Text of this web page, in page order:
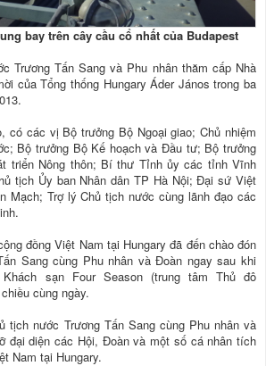
bay trên cây cầu cổ nhất của Budapest
Trương Tấn Sang và Phu nhân thăm cấp Nhà
của Tổng thống Hungary Áder János trong ba
có các vị Bộ trưởng Bộ Ngoại giao; Chủ nhiệm
Bộ trưởng Bộ Kế hoạch và Đầu tư; Bộ trưởng
triển Nông thôn; Bí thư Tỉnh ủy các tỉnh Vĩnh
tịch Ủy ban Nhân dân TP Hà Nội; Đại sứ Việt
Mạch; Trợ lý Chủ tịch nước cùng lãnh đạo các
đồng Việt Nam tại Hungary đã đến chào đón
Sang cùng Phu nhân và Đoàn ngay sau khi
sạn Four Season (trung tâm Thủ đô
cùng ngày.
tịch nước Trương Tấn Sang cùng Phu nhân và
đại diện các Hội, Đoàn và một số cá nhân tích
Nam tại Hungary.